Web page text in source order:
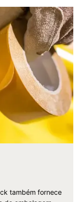
também fornece